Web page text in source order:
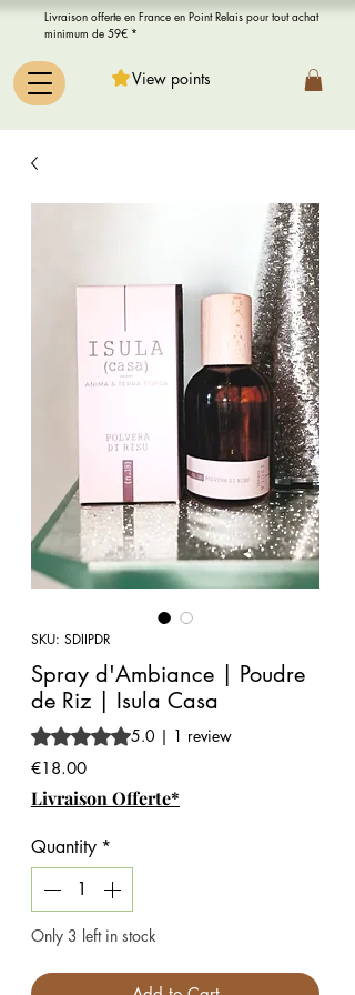
Livraison offerte en France en Point Relais pour tout achat
minimum de 59€ *
View points
SKU: SDIIPDR
Spray d'Ambiance | Poudre
de Riz | Isula Casa
Rating is 5.0 out of five stars based on 1
5.0 | 1 review
€18.00Price
Livraison Offerte*
Quantity *
Only 3 left in stock